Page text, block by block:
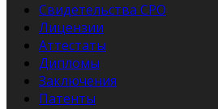
Свидетельства СРО
Лицензии
Аттестаты
Дипломы
Заключения
Патенты